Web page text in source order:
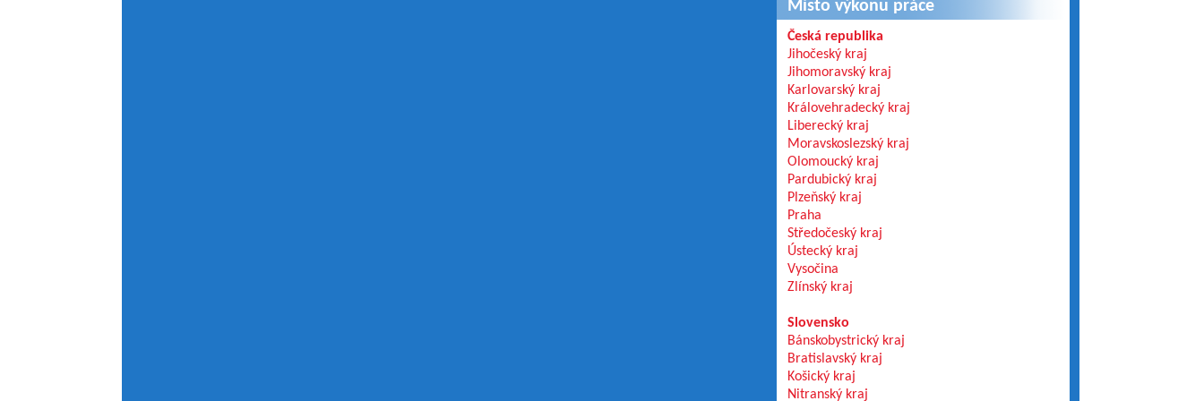
Místo výkonu práce
Česká republika
Jihočeský kraj
Jihomoravský kraj
Karlovarský kraj
Královehradecký kraj
Liberecký kraj
Moravskoslezský kraj
Olomoucký kraj
Pardubický kraj
Plzeňský kraj
Praha
Středočeský kraj
Ústecký kraj
Vysočina
Zlínský kraj
Slovensko
Bánskobystrický kraj
Bratislavský kraj
Košický kraj
Nitranský kraj